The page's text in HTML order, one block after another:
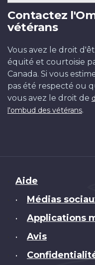
Contactez
vétérans
Vous avez le droit
équité et courtoisie
Canada. Si vous
pas été respecté ou
vous avez le droit de
l'ombud des vétérans.
Brand
Aide
• Médias
• Applications
• Avis
•